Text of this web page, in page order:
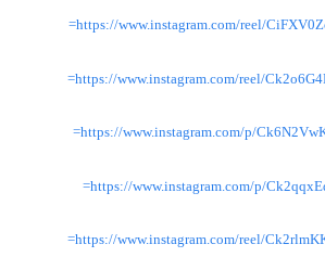
https://www.instagram.com/reel/
https://www.instagram.com/reel/
https://www.instagram.com/p/
https://www.instagram.com/p/
https://www.instagram.com/reel/